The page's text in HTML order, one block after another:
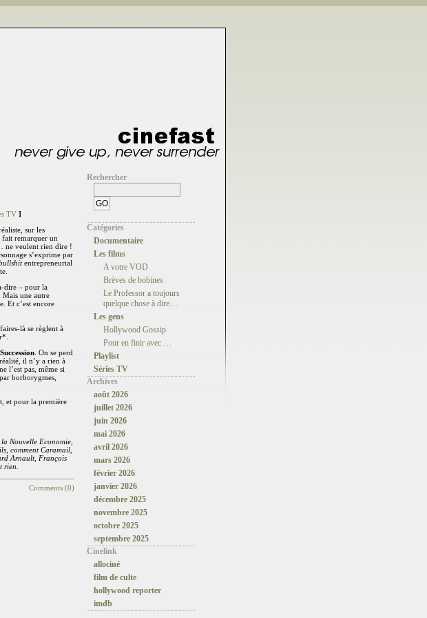
TV ]
sur les
fait remarquer un
ne veulent rien dire !
s’exprime par
entrepreneurial
dire – pour la
Mais une autre
Et c’est encore
là se règlent à
Succession . On se perd
il n’y a rien à
l’est pas, même si
borborygmes,
et pour la première
Nouvelle Economie,
comment Caramail,
Arnault, François
rien.
Comments (0)
Rechercher
Catégories
Documentaire
Les films
A votre VOD
Brèves de bobines
Le Professor a toujours
quelque chose à dire…
Les gens
Hollywood Gossip
Pour en finir avec …
Playlist
Séries TV
Archives
août 2026
juillet 2026
juin 2026
mai 2026
avril 2026
mars 2026
février 2026
janvier 2026
décembre 2025
novembre 2025
octobre 2025
septembre 2025
Cinelink
allociné
film de culte
hollywood reporter
imdb